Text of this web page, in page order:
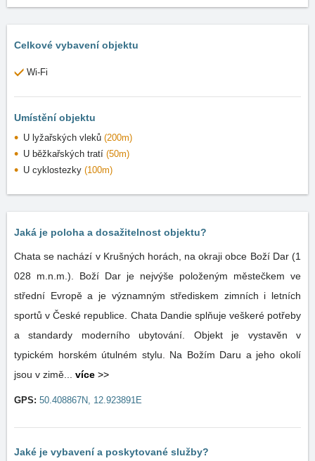
Celkové vybavení objektu
Wi-Fi
Umístění objektu
U lyžařských vleků (200m)
U běžkařských tratí (50m)
U cyklostezky (100m)
Jaká je poloha a dosažitelnost objektu?
Chata se nachází v Krušných horách, na okraji obce Boží Dar (1
028 m.n.m.). Boží Dar je nejvýše položeným městečkem ve
střední Evropě a je významným střediskem zimních i letních
sportů v České republice. Chata Dandie splňuje veškeré potřeby
a standardy moderního ubytování. Objekt je vystavěn v
typickém horském útulném stylu. Na Božím Daru a jeho okolí
jsou v zimě... více >>
GPS: 50.408867N, 12.923891E
Jaké je vybavení a poskytované služby?